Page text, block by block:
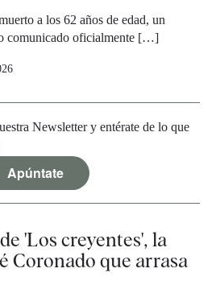
a los 62 años de edad, un
comunicado oficialmente […]
Newsletter y entérate de lo que
Apúntate
'Los creyentes', la
Coronado que arrasa